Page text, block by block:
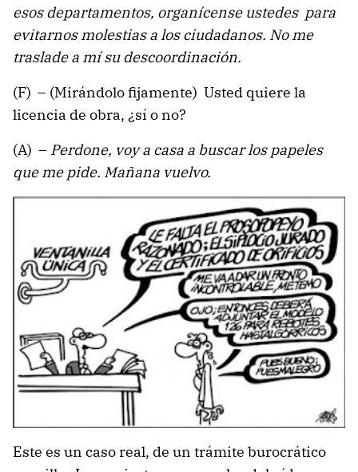
esos departamentos, organícense ustedes para
evitarnos molestias a los ciudadanos. No me
traslade a mí su descoordinación.
(F) – (Mirándolo fijamente) Usted quiere la
licencia de obra, ¿sí o no?
(A) – Perdone, voy a casa a buscar los papeles
que me pide. Mañana vuelvo.
Este es un caso real, de un trámite burocrático